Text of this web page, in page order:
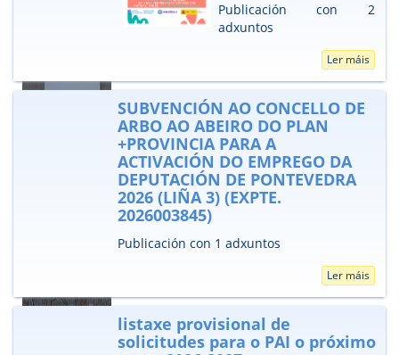
Publicación con 2
adxuntos
Ler máis
SUBVENCIÓN AO CONCELLO DE
ARBO AO ABEIRO DO PLAN
+PROVINCIA PARA A
ACTIVACIÓN DO EMPREGO DA
DEPUTACIÓN DE PONTEVEDRA
2026 (LIÑA 3) (EXPTE.
2026003845)
Publicación con 1 adxuntos
Ler máis
listaxe provisional de
solicitudes para o PAI o próximo